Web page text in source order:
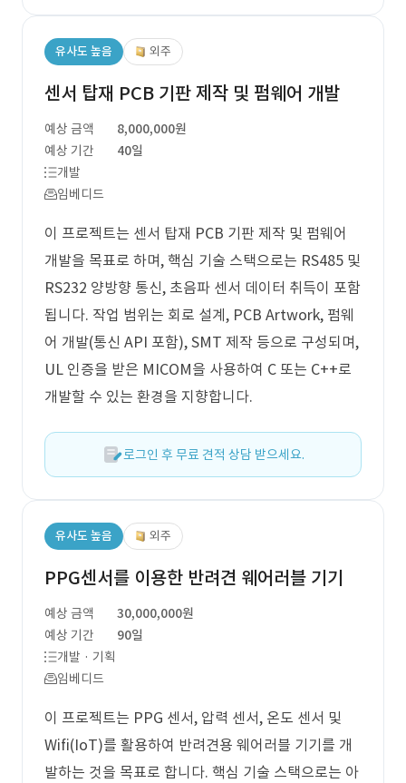
유사도 높음 외주
센서 탑재 PCB 기판 제작 및 펌웨어 개발
예상 금액
8,000,000원
예상 기간
40일
개발
임베디드
이 프로젝트는 센서 탑재 PCB 기판 제작 및 펌웨어
개발을 목표로 하며, 핵심 기술 스택으로는 RS485 및
RS232 양방향 통신, 초음파 센서 데이터 취득이 포함
됩니다. 작업 범위는 회로 설계, PCB Artwork, 펌웨
어 개발(통신 API 포함), SMT 제작 등으로 구성되며,
UL 인증을 받은 MICOM을 사용하여 C 또는 C++로
개발할 수 있는 환경을 지향합니다.
로그인 후 무료 견적 상담 받으세요.
유사도 높음 외주
PPG센서를 이용한 반려견 웨어러블 기기
예상 금액
30,000,000원
예상 기간
90일
개발 · 기획
임베디드
이 프로젝트는 PPG 센서, 압력 센서, 온도 센서 및
Wifi(IoT)를 활용하여 반려견용 웨어러블 기기를 개
발하는 것을 목표로 합니다. 핵심 기술 스택으로는 아